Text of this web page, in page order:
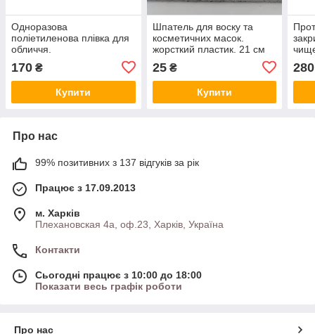
Одноразова
поліетиленова плівка для
обличчя.
170 ₴
Купити
Шпатель для воску та
косметичних масок.
жорсткий пластик. 21 см
25₴
Купити
280
Про нас
99% позитивних з 137 відгуків за рік
Працює з 17.09.2013
м. Харків
Плехановская 4а, оф.23, Харків, Україна
Контакти
Сьогодні працює з 10:00 до 18:00
Показати весь графік роботи
Про нас